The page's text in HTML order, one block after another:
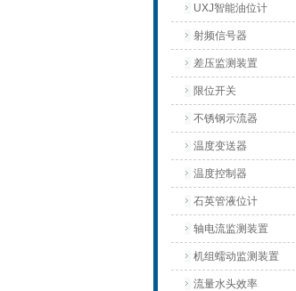
UXJ智能油位计
射频信号器
差压监测装置
限位开关
不锈钢示流器
温度变送器
温度控制器
石英管液位计
轴电流监测装置
机组蠕动监测装置
流量水头效率